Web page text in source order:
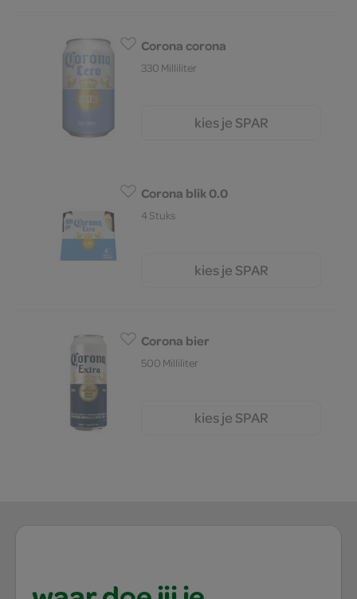
Corona corona
330 Milliliter
kies je SPAR
Corona blik 0.0
4 Stuks
kies je SPAR
Corona bier
500 Milliliter
kies je SPAR